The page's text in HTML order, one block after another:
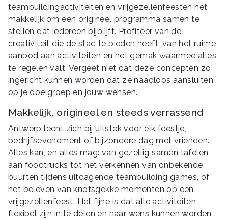
teambuildingactiviteiten en vrijgezellenfeesten het
makkelijk om een origineel programma samen te
stellen dat iedereen bijblijft. Profiteer van de
creativiteit die de stad te bieden heeft, van het ruime
aanbod aan activiteiten en het gemak waarmee alles
te regelen valt. Vergeet niet dat deze concepten zo
ingericht kunnen worden dat ze naadloos aansluiten
op je doelgroep en jouw wensen.
Makkelijk, origineel en steeds verrassend
Antwerp leent zich bij uitstek voor elk feestje,
bedrijfsevenement of bijzondere dag met vrienden.
Alles kan, en alles mag: van gezellig samen tafelen
aan foodtrucks tot het verkennen van onbekende
buurten tijdens uitdagende teambuilding games, of
het beleven van knotsgekke momenten op een
vrijgezellenfeest. Het fijne is dat alle activiteiten
flexibel zijn in te delen en naar wens kunnen worden